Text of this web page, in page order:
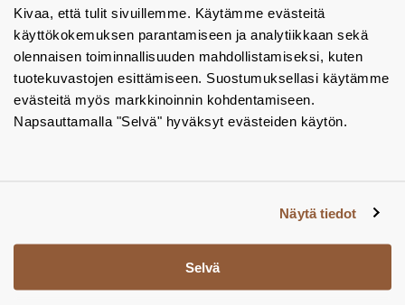
Kivaa, että tulit sivuillemme. Käytämme evästeitä
käyttökokemuksen parantamiseen ja analytiikkaan sekä
olennaisen toiminnallisuuden mahdollistamiseksi, kuten
tuotekuvastojen esittämiseen. Suostumuksellasi käytämme
evästeitä myös markkinoinnin kohdentamiseen.
Napsauttamalla "Selvä" hyväksyt evästeiden käytön.
Näytä tiedot
Selvä
Instagram
BIM-objektit
Yhteystiedot
Tiedotteet